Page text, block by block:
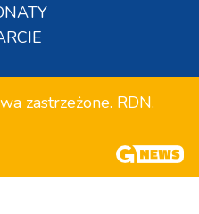
zastrzeżone. RDN.